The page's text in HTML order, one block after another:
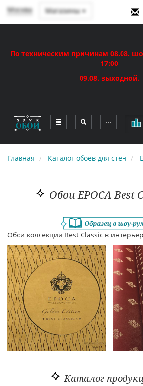
Москва Магазины
По техническим причинам 08.08.
17:00
09.08. выходной.
⋯
Главная Каталог обоев для стен
Обои EPOCA Best
Обои коллекции Best Classic в
Каталог